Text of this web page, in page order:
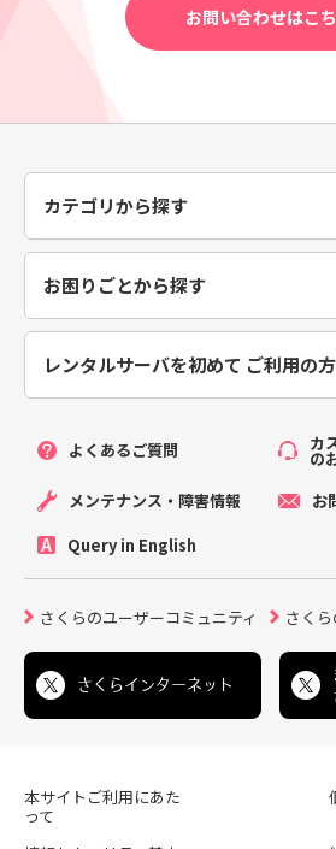
お問い合わせはこ
カテゴリから探す
お困りごとから探す
レンタルサーバを初めて ご利用の
よくあるご質問 カ
の
メンテナンス・障害情報
お
Query in English
さくらのユーザーコミュニティ さく
さくらインターネット
本サイトご利用にあた
って